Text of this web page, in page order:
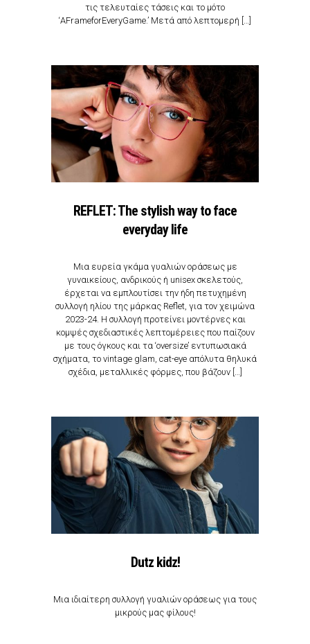
τις τελευταίες τάσεις και το μότο
‘AFrameforEveryGame.’ Μετά από λεπτομερή […]
REFLET: The stylish way to face
everyday life
Μια ευρεία γκάμα γυαλιών οράσεως με
γυναικείους, ανδρικούς ή unisex σκελετούς,
έρχεται να εμπλουτίσει την ήδη πετυχημένη
συλλογή ηλίου της μάρκας Reflet, για τον χειμώνα
2023-24. Η συλλογή προτείνει μοντέρνες και
κομψές σχεδιαστικές λεπτομέρειες που παίζουν
με τους όγκους και τα ‘oversize’ εντυπωσιακά
σχήματα, το vintage glam, cat-eye απόλυτα θηλυκά
σχέδια, μεταλλικές φόρμες, που βάζουν […]
Dutz kidz!
Μια ιδιαίτερη συλλογή γυαλιών οράσεως για τους
μικρούς μας φίλους!